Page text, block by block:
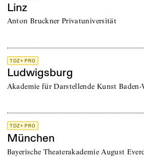
Linz
Anton Bruckner Privatuniversität
TDZ+ PRO
Ludwigsburg
Akademie für Darstellende Kunst
TDZ+ PRO
München
Bayerische Theaterakademie August